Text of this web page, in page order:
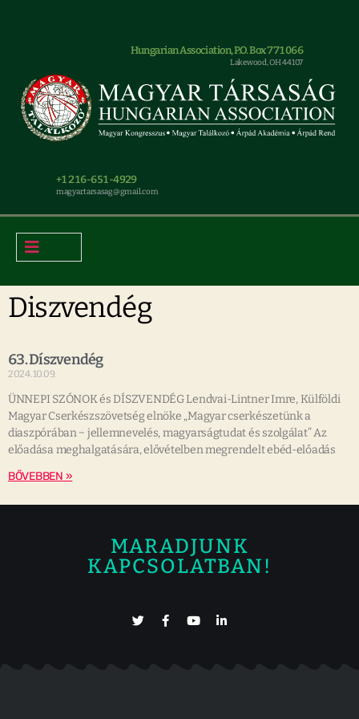
Hungarian Association, P.O. Box 771066
Lakewood, OH 44107
+1 216-651-4929
magyar.tarsasag@gmail.com
Diszvendég
63. Díszvendég
2024.10.09.
ÜNNEPI SZÓNOK és DÍSZVENDÉG Lendvai-Lintner Imre, Külföldi
Magyar Cserkészszövetség elnöke „Magyar cserkészetünk a
diaszpórában − jellemnevelés, magyarságtudat és szolgálat” Az
előadása meghalgatására, elővételben megrendelt ebéd-előadás
BŐVEBBEN »
MARADJUNK
KAPCSOLATBAN!